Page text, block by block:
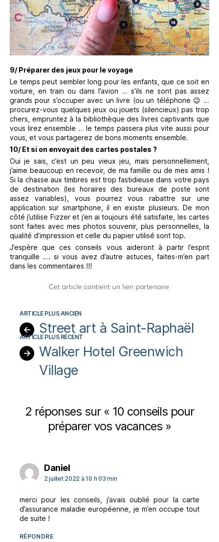
9/ Préparer des jeux pour le voyage
Le temps peut sembler long pour les enfants, que ce soit en
voiture, en train ou dans l’avion … s’ils ne sont pas assez
grands pour s’occuper avec un livre (ou un téléphone 😉 …
procurez-vous quelques jeux ou jouets (silencieux) pas trop
chers, empruntez à la bibliothèque des livres captivants que
vous lirez ensemble … le temps passera plus vite aussi pour
vous, et vous partagerez de bons moments ensemble.
10/ Et si on envoyait des cartes postales ?
Oui je sais, c’est un peu vieux jeu, mais personnellement,
j’aime beaucoup en recevoir, de ma famille ou de mes amis !
Si la chasse aux timbres est trop fastidieuse dans votre pays
de destination (les horaires des bureaux de poste sont
assez variables), vous pourrez vous rabattre sur une
application sur smartphone, il en existe plusieurs. De mon
côté j’utilise Fizzer et j’en ai toujours été satisfaite, les cartes
sont faites avec mes photos souvenir, plus personnelles, la
qualité d’impression et celle du papier utilisé sont top.
J’espère que ces conseils vous aideront à partir l’esprit
tranquille …. si vous avez d’autre astuces, faites-m’en part
dans les commentaires !!!
← Street art à Saint-Raphaël
→
Walker Hotel Greenwich
Village
2 réponses sur « 10 conseils pour
préparer vos vacances »
Danieldit :
2 juillet 2022 à 10 h 03 min
merci pour les conseils, j’avais oublié pour la carte
d’assurance maladie européenne, je m’en occupe tout
de suite !
RÉPONDRE